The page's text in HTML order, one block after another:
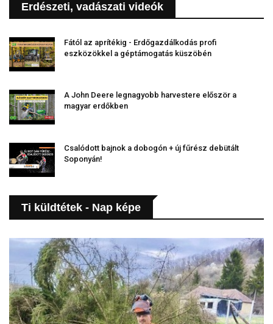
Erdészeti, vadászati videók
Fától az aprítékig - Erdőgazdálkodás profi
eszközökkel a géptámogatás küszöbén
A John Deere legnagyobb harvestere először a
magyar erdőkben
Csalódott bajnok a dobogón + új fűrész debütált
Soponyán!
Ti küldtétek - Nap képe